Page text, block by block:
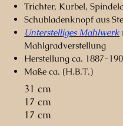
Trichter, Kurbel,
Schubladenknopf aus
Unterstelliges Mahlwerk
Mahlgradverstellung
Herstellung ca. 1887-
Maße ca. (H.B.T.)
31 cm
17 cm
17 cm